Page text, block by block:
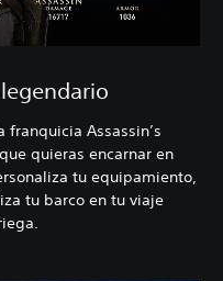
Assassin’s
quieras encarnar en
tu equipamiento,
tu barco en tu viaje